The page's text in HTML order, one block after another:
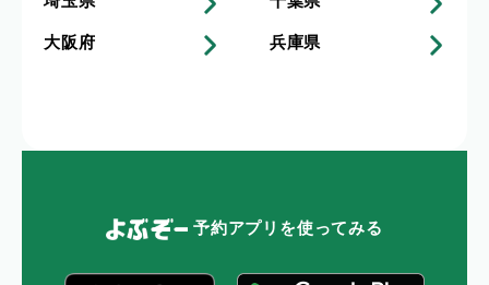
大阪府 兵庫県
予約アプリを使ってみる